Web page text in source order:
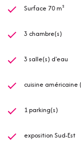
Surface 70 m²
3 chambre(s)
3 salle(s) d'eau
cuisine
1 parking(s)
exposition Sud-Est